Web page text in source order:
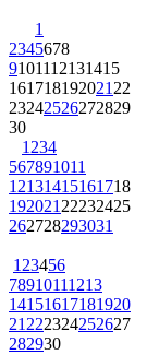
1
2345678
9101112131415
161718192021 22
23242526272829
30
1 234
567891011
12131415161718
192021 22232425
262728293031
1 23456
78910111213
14151617181920
21 222324252627
282930